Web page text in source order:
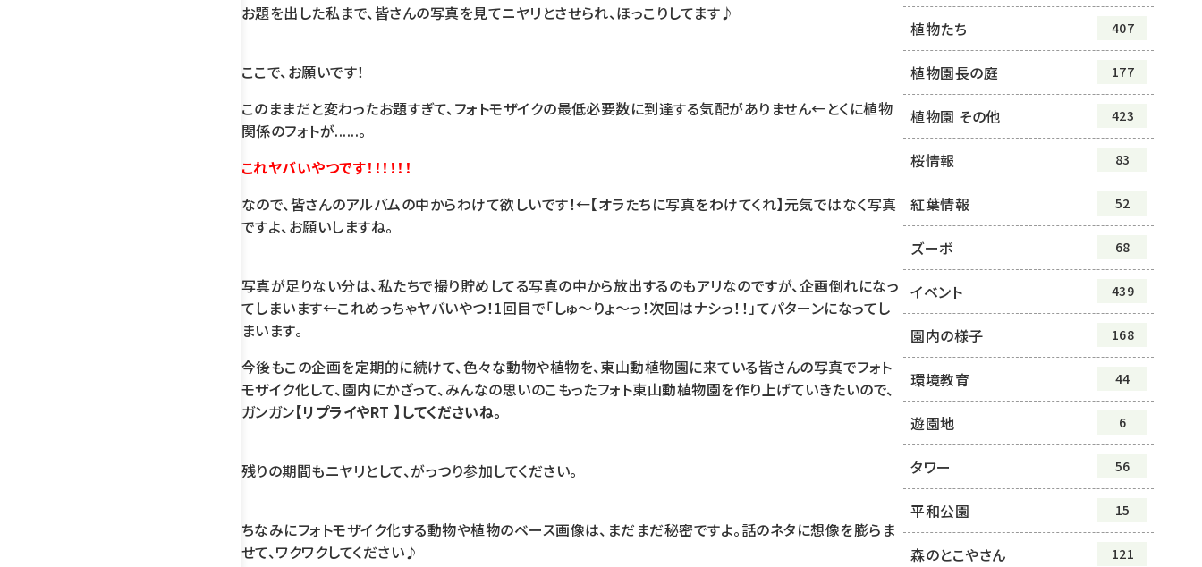
お題を出した私まで、皆さんの写真を見てニヤリとさせられ、ほっこりしてます♪
ここで、お願いです！
このままだと変わったお題すぎて、フォトモザイクの最低必要数に到達する気配がありません←とくに植物
関係のフォトが......。
これヤバいやつです！！！！！！
なので、皆さんのアルバムの中からわけて欲しいです！←【オラたちに写真をわけてくれ】元気ではなく写真
ですよ、お願いしますね。
写真が足りない分は、私たちで撮り貯めしてる写真の中から放出するのもアリなのですが、企画倒れになっ
てしまいます←これめっちゃヤバいやつ！1回目で「しゅ～りょ～っ！次回はナシっ！！」てパターンになってし
まいます。
今後もこの企画を定期的に続けて、色々な動物や植物を、東山動植物園に来ている皆さんの写真でフォト
モザイク化して、園内にかざって、みんなの思いのこもったフォト東山動植物園を作り上げていきたいので、
ガンガン【リプライやRT 】してくださいね。
残りの期間もニヤリとして、がっつり参加してください。
ちなみにフォトモザイク化する動物や植物のベース画像は、まだまだ秘密ですよ。話のネタに想像を膨らま
せて、ワクワクしてください♪
植物たち 407
植物園長の庭 177
植物園 その他 423
桜情報 83
紅葉情報 52
ズーボ 68
イベント 439
園内の様子 168
環境教育 44
遊園地 6
タワー 56
平和公園 15
森のとこやさん 121